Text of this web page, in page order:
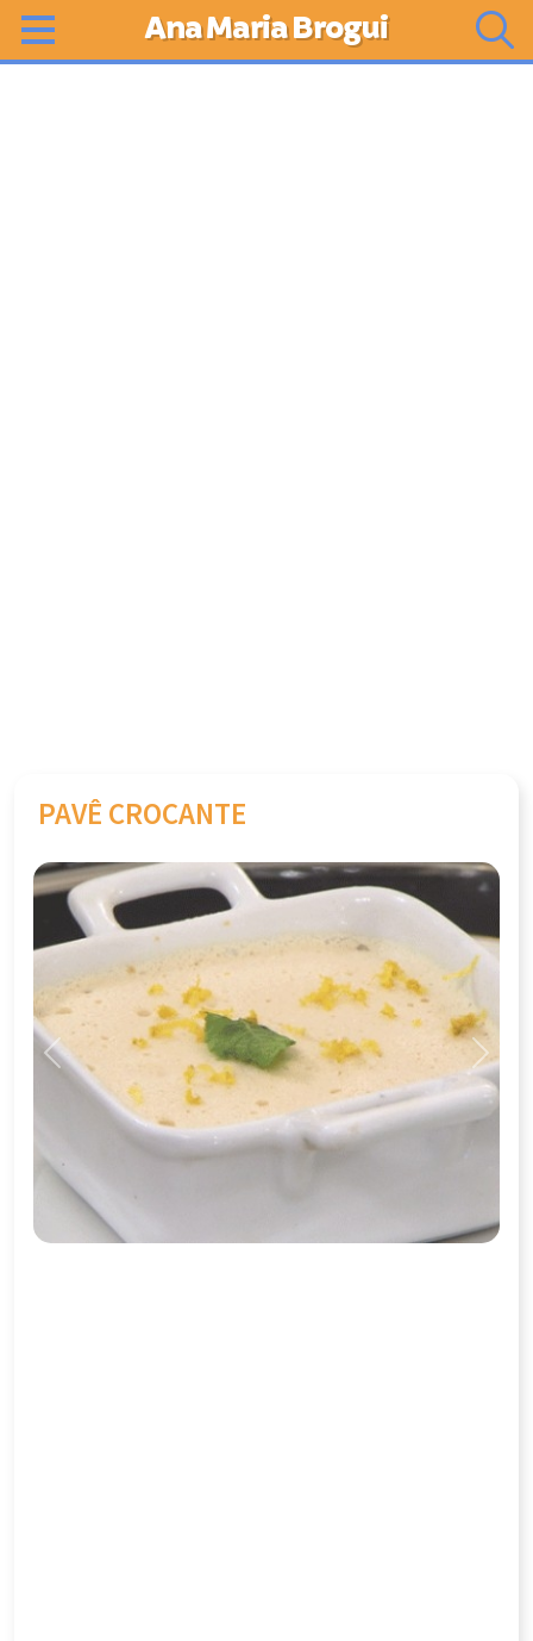
Ana Maria Brogui
PAVÊ CROCANTE
Previous Next